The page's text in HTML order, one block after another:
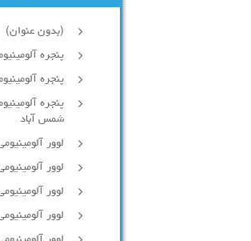
(بدون عنوان)
پنجره
پنجره
پنجره
شمس آباد
لوور
لوور
لوور
لوور